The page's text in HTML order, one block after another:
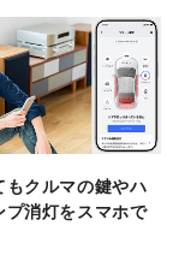
も​クルマの​鍵や​ハ
プ消灯を​スマホで​